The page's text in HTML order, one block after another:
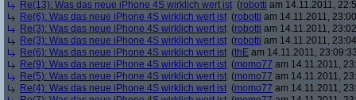
Re(13): Was das neue iPhone 4S wirklich wert ist (robotti am 14.11.2011,
Re(6): Was das neue iPhone 4S wirklich wert ist (robotti am 14.11.2011,
Re(3): Was das neue iPhone 4S wirklich wert ist (robotti am 14.11.2011,
Re(3): Was das neue iPhone 4S wirklich wert ist (robotti am 14.11.2011,
Re(6): Was das neue iPhone 4S wirklich wert ist (thE am 14.11.2011,
Re(9): Was das neue iPhone 4S wirklich wert ist (momo77 am 14.11.2011,
Re(5): Was das neue iPhone 4S wirklich wert ist (momo77 am 14.11.2011,
Re(4): Was das neue iPhone 4S wirklich wert ist (momo77 am 14.11.2011,